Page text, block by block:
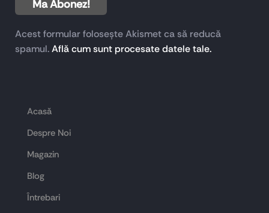
Acest formular folosește Akismet ca să reducă
spamul.Află cum sunt procesate datele tale.
Acasă
Despre Noi
Magazin
Blog
Întrebari